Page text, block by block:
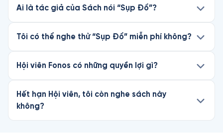
Ai là tác giả của Sách nói “Sụp Đổ”?
Tôi có thể nghe thử “Sụp Đổ” miễn phí không?
Hội viên Fonos có những quyền lợi gì?
Hết hạn Hội viên, tôi còn nghe sách này
không?